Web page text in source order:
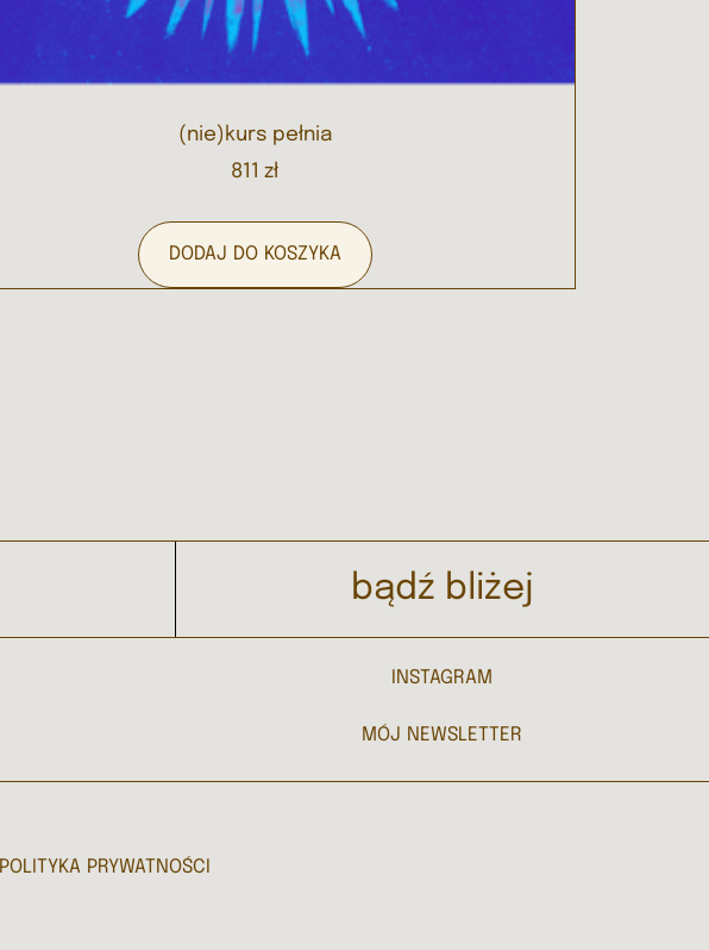
(nie)kurs pełnia
811 zł
DODAJ DO KOSZYKA
bądź bliżej
INSTAGRAM
MÓJ NEWSLETTER
POLITYKA PRYWATNOŚCI